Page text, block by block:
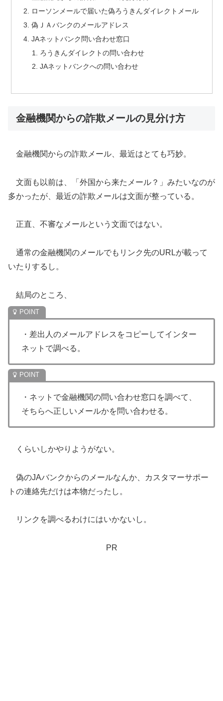
ローソンメールで届いた偽ろうきんダイレクトメール
偽ＪＡバンクのメールアドレス
JAネットバンク問い合わせ窓口
ろうきんダイレクトの問い合わせ
JAネットバンクへの問い合わせ
金融機関からの詐欺メールの見分け方
金融機関からの詐欺メール、最近はとても巧妙。
文面も以前は、「外国から来たメール？」みたいなのが
多かったが、最近の詐欺メールは文面が整っている。
正直、不審なメールという文面ではない。
通常の金融機関のメールでもリンク先のURLが載って
いたりするし。
結局のところ、
・差出人のメールアドレスをコピーしてインター
ネットで調べる。
・ネットで金融機関の問い合わせ窓口を調べて、
そちらへ正しいメールかを問い合わせる。
くらいしかやりようがない。
偽のJAバンクからのメールなんか、カスタマーサポー
トの連絡先だけは本物だったし。
リンクを調べるわけにはいかないし。
PR